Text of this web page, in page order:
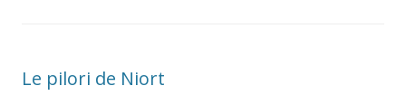
Le pilori de Niort